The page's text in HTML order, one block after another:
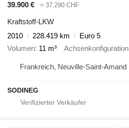
39.900 €
≈ 37.290 CHF
Kraftstoff-LKW
2010
228.419 km
Euro 5
Volumen 11 m³ Achsenkonfiguration
Frankreich, Neuville-Saint-Amand
SODINEG